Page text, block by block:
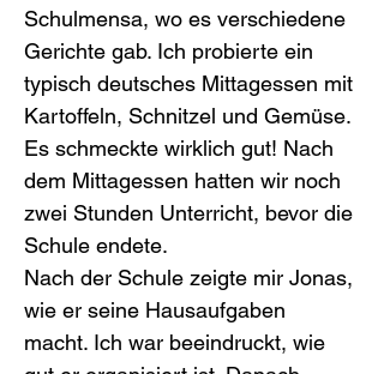
Schulmensa, wo es verschiedene
Gerichte gab. Ich probierte ein
typisch deutsches Mittagessen mit
Kartoffeln, Schnitzel und Gemüse.
Es schmeckte wirklich gut! Nach
dem Mittagessen hatten wir noch
zwei Stunden Unterricht, bevor die
Schule endete.
Nach der Schule zeigte mir Jonas,
wie er seine Hausaufgaben
macht. Ich war beeindruckt, wie